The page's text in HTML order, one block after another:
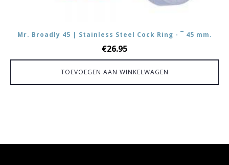
Mr. Broadly 45 | Stainless Steel Cock Ring - ¯ 45 mm.
€26.95
TOEVOEGEN AAN WINKELWAGEN